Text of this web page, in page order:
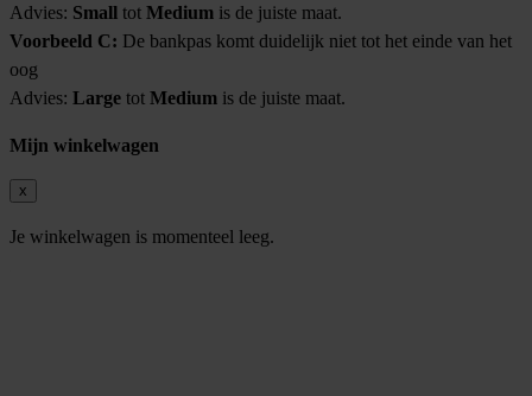
Advies: Small tot Medium is de juiste maat.
Voorbeeld C: De bankpas komt duidelijk niet tot het einde van het
oog
Advies: Large tot Medium is de juiste maat.
Mijn winkelwagen
x
Je winkelwagen is momenteel leeg.